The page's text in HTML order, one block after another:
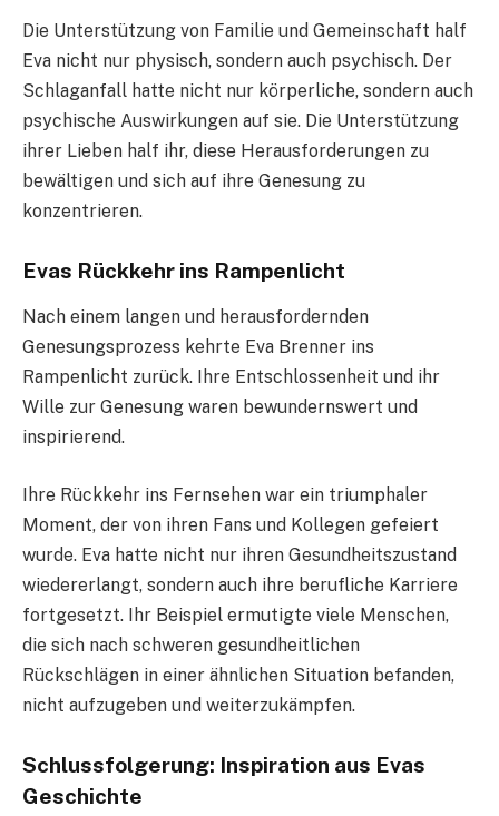
Die Unterstützung von Familie und Gemeinschaft half
Eva nicht nur physisch, sondern auch psychisch. Der
Schlaganfall hatte nicht nur körperliche, sondern auch
psychische Auswirkungen auf sie. Die Unterstützung
ihrer Lieben half ihr, diese Herausforderungen zu
bewältigen und sich auf ihre Genesung zu
konzentrieren.
Evas Rückkehr ins Rampenlicht
Nach einem langen und herausfordernden
Genesungsprozess kehrte Eva Brenner ins
Rampenlicht zurück. Ihre Entschlossenheit und ihr
Wille zur Genesung waren bewundernswert und
inspirierend.
Ihre Rückkehr ins Fernsehen war ein triumphaler
Moment, der von ihren Fans und Kollegen gefeiert
wurde. Eva hatte nicht nur ihren Gesundheitszustand
wiedererlangt, sondern auch ihre berufliche Karriere
fortgesetzt. Ihr Beispiel ermutigte viele Menschen,
die sich nach schweren gesundheitlichen
Rückschlägen in einer ähnlichen Situation befanden,
nicht aufzugeben und weiterzukämpfen.
Schlussfolgerung: Inspiration aus Evas
Geschichte